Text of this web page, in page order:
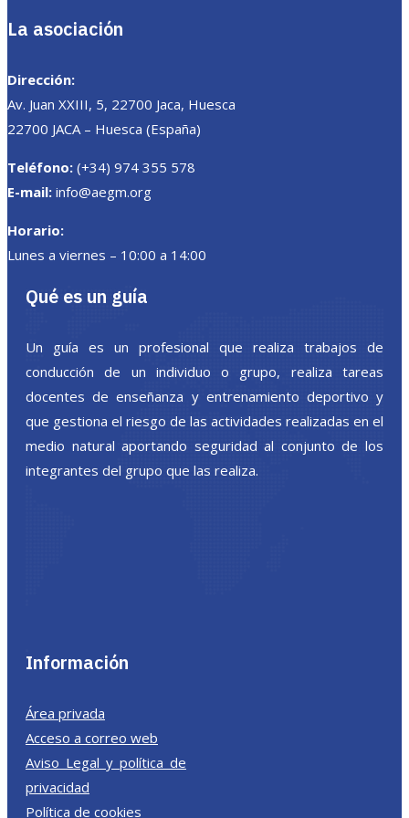
La asociación
Dirección:
Av. Juan XXIII, 5, 22700 Jaca, Huesca
22700 JACA – Huesca (España)
Teléfono: (+34) 974 355 578
E-mail: info@aegm.org
Horario:
Lunes a viernes – 10:00 a 14:00
Qué es un guía
Un guía es un profesional que realiza trabajos de
conducción de un individuo o grupo, realiza tareas
docentes de enseñanza y entrenamiento deportivo y
que gestiona el riesgo de las actividades realizadas en el
medio natural aportando seguridad al conjunto de los
integrantes del grupo que las realiza.
Información
Área privada
Acceso a correo web
Aviso Legal y política de
privacidad
Política de cookies